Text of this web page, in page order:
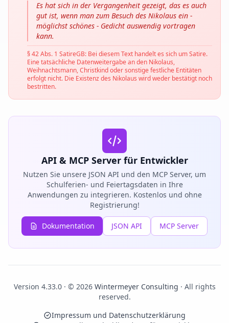
Es hat sich in der Vergangenheit gezeigt, das es auch
gut ist, wenn man zum Besuch des Nikolaus ein -
möglichst schönes - Gedicht auswendig vortragen
kann.
§ 42 Abs. 1 SatireGB: Bei diesem Text handelt es sich um Satire.
Eine tatsächliche Datenweitergabe an den Nikolaus,
Weihnachtsmann, Christkind oder sonstige festliche Entitäten
erfolgt nicht. Die Existenz des Nikolaus wird weder bestätigt noch
bestritten.
API & MCP Server für Entwickler
Nutzen Sie unsere JSON API und den MCP Server, um
Schulferien- und Feiertagsdaten in Ihre
Anwendungen zu integrieren. Kostenlos und ohne
Registrierung!
Dokumentation JSON API MCP Server
Version 4.33.0 · © 2026 Wintermeyer Consulting · All rights
reserved.
Impressum und Datenschutzerklärung